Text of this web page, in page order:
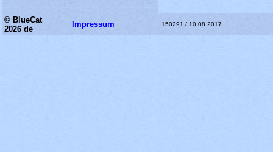
© BlueCat
2026 de
Impressum 150291 / 10.08.2017